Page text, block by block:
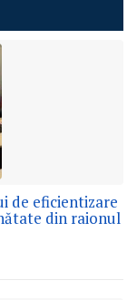
de eficientizare
din raionul